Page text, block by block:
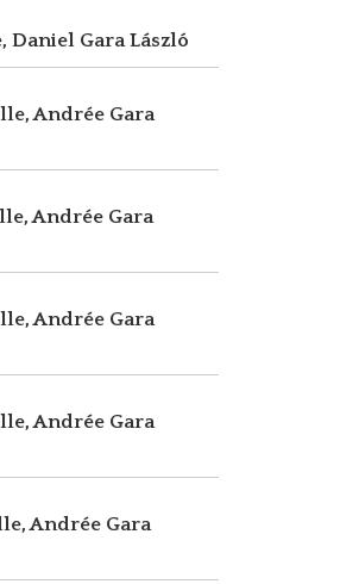
Daniel Gara László
Andrée Gara
Andrée Gara
Andrée Gara
Andrée Gara
Andrée Gara